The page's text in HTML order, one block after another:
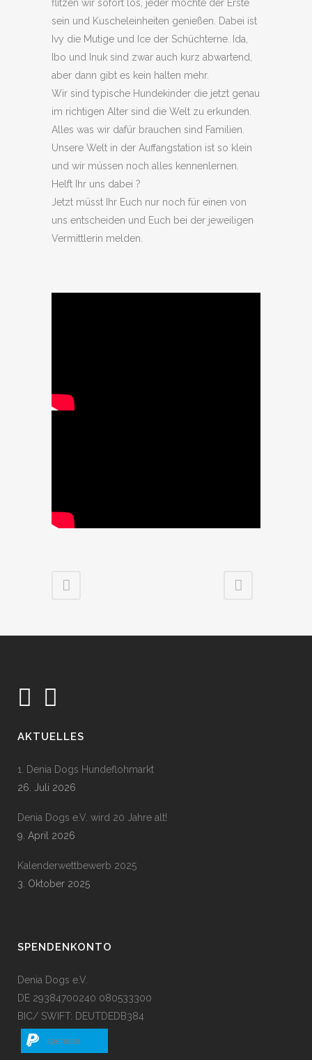
flitzen wir sofort los, jeder möchte der Erste
sein und Kuscheleinheiten genießen. Dabei ist
Ivy die Mutige und Ice der Schüchterne. Ida,
Ibo und Inuk sind zwar auch kurz abwartend,
aber dann gibt es kein halten mehr.
Wir sind typische Hundekinder die jetzt genau
im richtigen Alter sind die Welt zu erkunden.
Alles was wir dafür brauchen sind Familien.
Unsere Welt in der Auffangstation ist so klein
und wir müssen noch alles kennenlernen.
Helft Ihr uns dabei ?
Jetzt müsst Ihr Euch nur noch für einen von
uns entscheiden und Euch bei der jeweiligen
Vermittlerin melden.
AKTUELLES
1. Denia Dogs Hundeflohmarkt
26. Juli 2026
Denia Dogs e.V. wird 20 Jahre alt!
9. April 2026
Kalenderwettbewerb 2025
3. Oktober 2025
SPENDENKONTO
Denia Dogs e.V.
DE 29384700240 080533300
BIC/ SWIFT: DEUTDEDB384
spenden